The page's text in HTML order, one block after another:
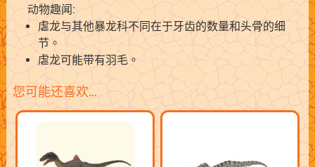
动物趣闻:
虐龙与其他暴龙科不同在于牙齿的数量和头骨的细
节。
虐龙可能带有羽毛。
您可能还喜欢…